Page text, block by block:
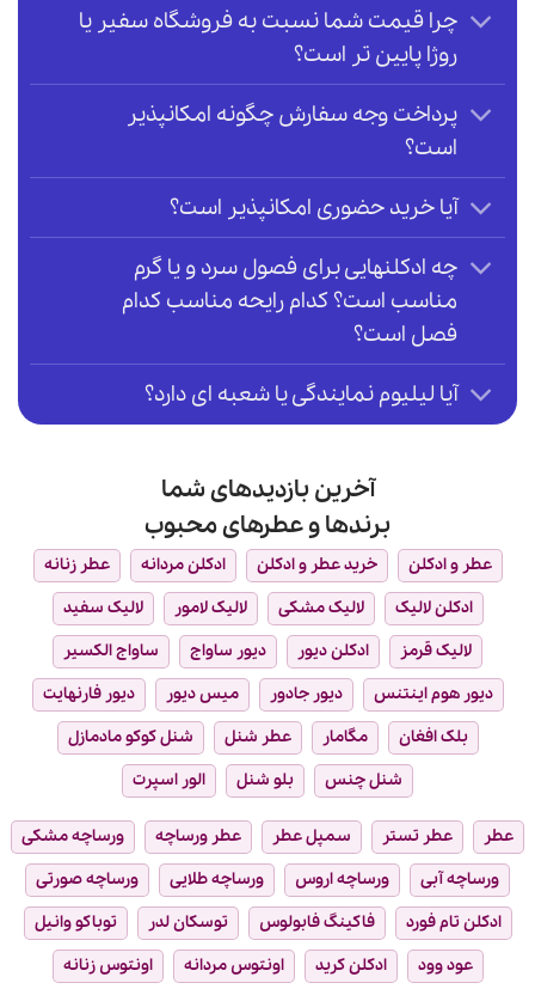
چرا قیمت شما نسبت به فروشگاه سفیر یا
روژا پایین تر است؟
پرداخت وجه سفارش چگونه امکانپذیر
است؟
آیا خرید حضوری امکانپذیر است؟
چه ادکلنهایی برای فصول سرد و یا گرم
مناسب است؟ کدام رایحه مناسب کدام
فصل است؟
آیا لیلیوم نمایندگی یا شعبه ای دارد؟
آخرین بازدیدهای شما
برندها و عطرهای محبوب
عطر و ادکلن خرید عطر و ادکلن ادکلن مردانه
عطر زنانه
ادکلن لالیک
لالیک مشکی لالیک لامور
لالیک سفید
لالیک قرمز
ادکلن دیور دیور ساواج
ساواج الکسیر
دیور هوم اینتنس
دیور جادور میس دیور
دیور فارنهایت
بلک افغان
مگامار عطر شنل
شنل کوکو مادمازل
شنل چنس
بلو شنل الور اسپرت
عطر عطر تستر سمپل عطر عطر ورساچه
ورساچه مشکی
ورساچه آبی
ورساچه اروس ورساچه طلایی
ورساچه صورتی
ادکلن تام فورد
فاکینگ فابولوس توسکان لدر
توباکو وانیل
عود وود
ادکلن کرید اونتوس مردانه
اونتوس زنانه